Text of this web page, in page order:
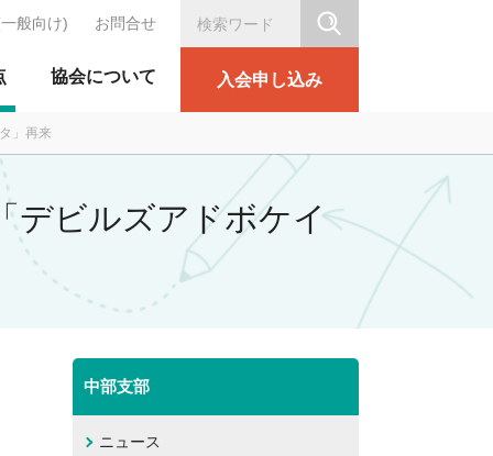
テーション協会
協会について 入会申し込み
般向け) お問合せ
」再来
デビルズアドボケイ
中部支部
ニュース